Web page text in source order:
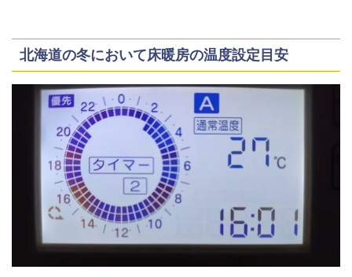
北海道の冬において床暖房の温度設定目安